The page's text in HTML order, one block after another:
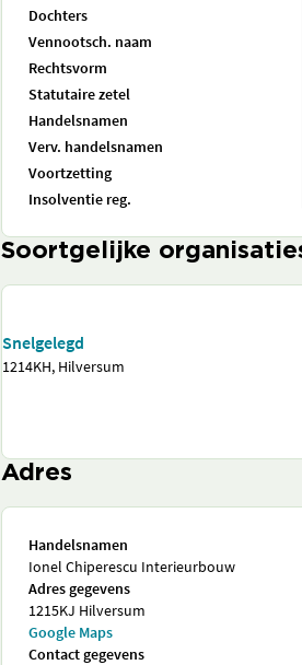
Dochters
Vennootsch. naam
Rechtsvorm
Statutaire zetel
Handelsnamen
Verv. handelsnamen
Voortzetting
Insolventie reg.
Soortgelijke
Snelgelegd
1214KH, Hilversum
Adres
Handelsnamen
Ionel Chiperescu Interieurbouw
Adres gegevens
1215KJ Hilversum
Google Maps
Contact gegevens